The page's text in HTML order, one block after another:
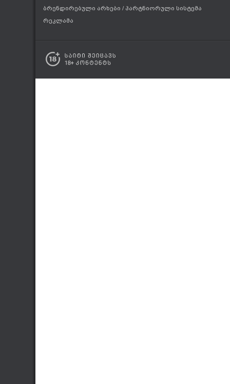
ბრენდირებული არხები / პარტნიორული სისტემა
რეკლამა